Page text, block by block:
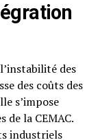
des
des coûts des
s’impose
la CEMAC.
industriels